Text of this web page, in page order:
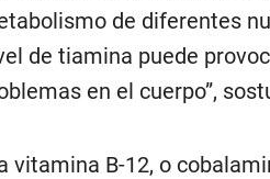
de diferentes
de tiamina puede
en el cuerpo”,
vitamina B-12, o